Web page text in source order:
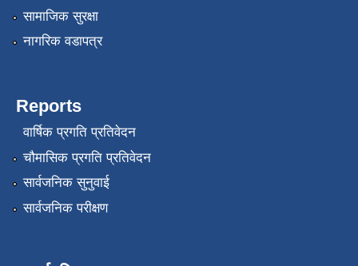
सामाजिक सुरक्षा
नागरिक वडापत्र
Reports
वार्षिक प्रगति प्रतिवेदन
चौमासिक प्रगति प्रतिवेदन
सार्वजनिक सुनुवाई
सार्वजनिक परीक्षण